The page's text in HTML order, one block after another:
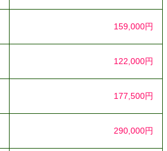
159,000円
122,000円
177,500円
290,000円